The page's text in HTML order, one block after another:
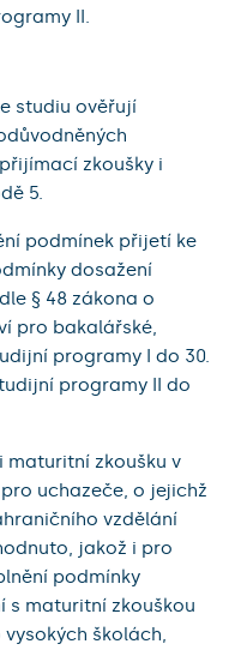
II.
studiu ověřují
zkoušky i
5.
podmínek přijetí ke
dosažení
§ 48 zákona o
pro bakalářské,
programy I do 30.
programy II do
maturitní zkoušku v
uchazeče, o jejichž
vzdělání
jakož i pro
podmínky
s maturitní zkouškou
školách,